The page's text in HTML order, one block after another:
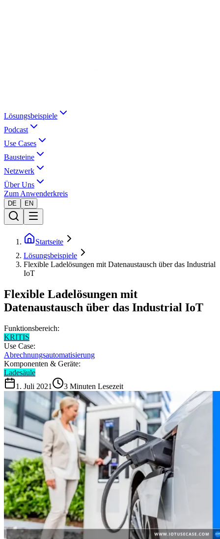
Lösungsbeispiele
Podcast
Use Cases
Bausteine
Netzwerk
Über Uns
Zum Anwenderkreis
DE EN
Startseite
Lösungsbeispiele
Flexible Ladelösungen mit Datenaustausch über das Industrial
IoT
Flexible Ladelösungen mit
Datenaustausch über das Industrial IoT
Funktionsbereich:
KRITIS
Use Case:
Abrechnungsautomatisierung
Komponenten & Geräte:
Ladesäule
1. Juli 2021
3 Minuten Lesezeit